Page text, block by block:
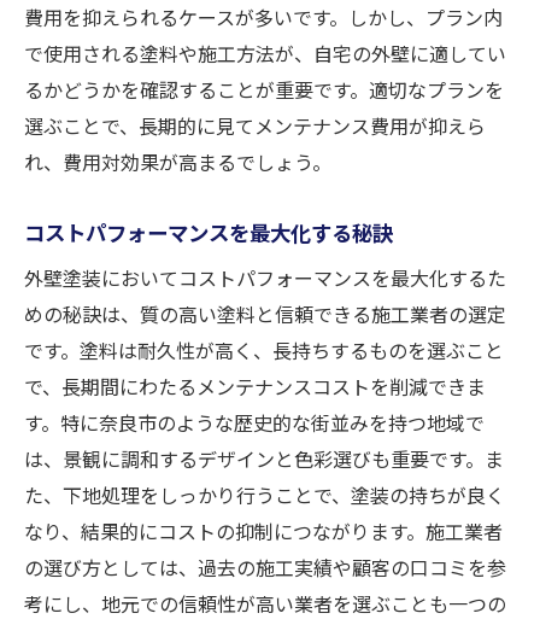
費用を抑えられるケースが多いです。しかし、プラン内
で使用される塗料や施工方法が、自宅の外壁に適してい
るかどうかを確認することが重要です。適切なプランを
選ぶことで、長期的に見てメンテナンス費用が抑えら
れ、費用対効果が高まるでしょう。
コストパフォーマンスを最大化する秘訣
外壁塗装においてコストパフォーマンスを最大化するた
めの秘訣は、質の高い塗料と信頼できる施工業者の選定
です。塗料は耐久性が高く、長持ちするものを選ぶこと
で、長期間にわたるメンテナンスコストを削減できま
す。特に奈良市のような歴史的な街並みを持つ地域で
は、景観に調和するデザインと色彩選びも重要です。ま
た、下地処理をしっかり行うことで、塗装の持ちが良く
なり、結果的にコストの抑制につながります。施工業者
の選び方としては、過去の施工実績や顧客の口コミを参
考にし、地元での信頼性が高い業者を選ぶことも一つの